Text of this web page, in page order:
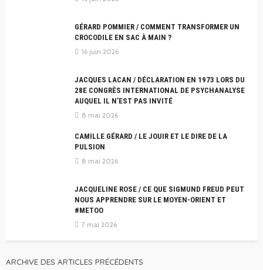
GÉRARD POMMIER / COMMENT TRANSFORMER UN
CROCODILE EN SAC À MAIN ?
16 juin 2026
JACQUES LACAN / DÉCLARATION EN 1973 LORS DU
28E CONGRÈS INTERNATIONAL DE PSYCHANALYSE
AUQUEL IL N’EST PAS INVITÉ
8 mai 2026
CAMILLE GÉRARD / LE JOUIR ET LE DIRE DE LA
PULSION
8 mai 2026
JACQUELINE ROSE / CE QUE SIGMUND FREUD PEUT
NOUS APPRENDRE SUR LE MOYEN-ORIENT ET
#METOO
7 mai 2026
ARCHIVE DES ARTICLES PRÉCÉDENTS